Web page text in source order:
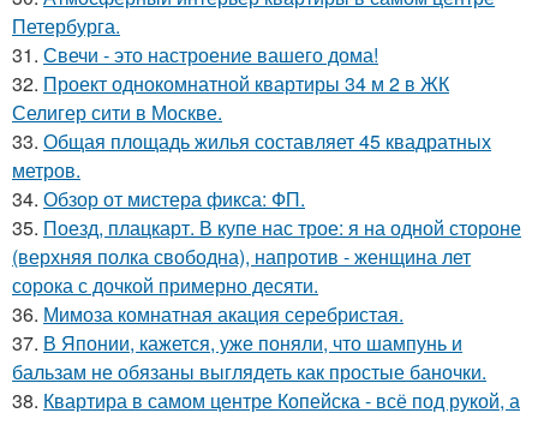
Петербурга.
31. Свечи - это настроение вашего дома!
32. Проект однокомнатной квартиры 34 м 2 в ЖК
Селигер сити в Москве.
33. Общая площадь жилья составляет 45 квадратных
метров.
34. Обзор от мистера фикса: ФП.
35. Поезд, плацкарт. В купе нас трое: я на одной стороне
(верхняя полка свободна), напротив - женщина лет
сорока с дочкой примерно десяти.
36. Мимоза комнатная акация серебристая.
37. В Японии, кажется, уже поняли, что шампунь и
бальзам не обязаны выглядеть как простые баночки.
38. Квартира в самом центре Копейска - всё под рукой, а